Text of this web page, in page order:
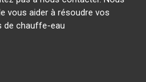
vous aider à résoudre vos
de chauffe-eau